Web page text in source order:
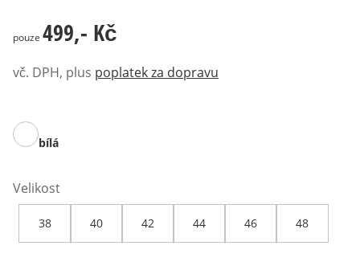
499,- Kč
pouze 499,- Kč
vč. DPH, plus poplatek za dopravu
bílá
Velikost
38 40 42 44 46 48